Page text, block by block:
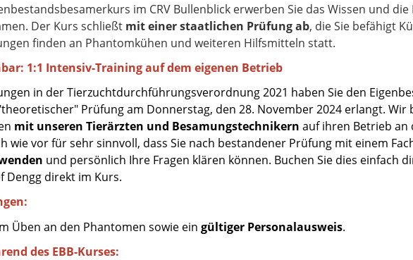
im CRV Bullenblick erwerben Sie das Wissen und die
Der Kurs schließt mit einer staatlichen Prüfung ab, die Sie befähigt
finden an Phantomkühen und weiteren Hilfsmitteln statt.
1:1 Intensiv-Training auf dem eigenen Betrieb
in der Tierzuchtdurchführungsverordnung 2021 haben Sie den
Prüfung am Donnerstag, den 28. November 2024 erlangt. Wir
mit unseren Tierärzten und Besamungstechnikern auf ihren Betrieb an
wie vor für sehr sinnvoll, dass Sie nach bestandener Prüfung mit einem
und persönlich Ihre Fragen klären können. Buchen Sie dies einfach
Dengg direkt im Kurs.
Üben an den Phantomen sowie ein gültiger Personalausweis.
des EBB-Kurses: